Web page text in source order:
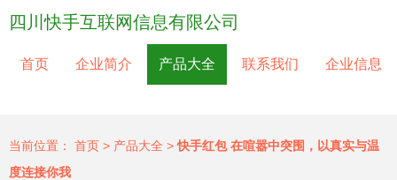
四川快手互联网信息有限公司
首页 企业简介 产品大全 联系我们 企业信息
当前位置： 首页 > 产品大全 > 快手红包 在喧嚣中突围，以真实与温
度连接你我